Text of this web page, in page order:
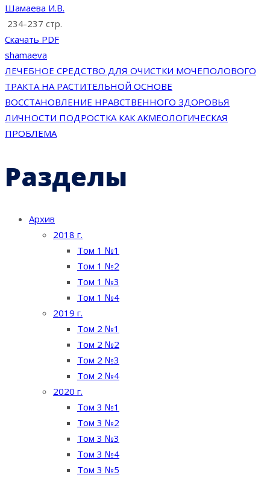
Шамаева И.В.
234-237 стр.
Скачать PDF
shamaeva
Навигация
по
записям
ЛЕЧЕБНОЕ СРЕДСТВО ДЛЯ ОЧИСТКИ МОЧЕПОЛОВОГО
ТРАКТА НА РАСТИТЕЛЬНОЙ ОСНОВЕ
ВОССТАНОВЛЕНИЕ НРАВСТВЕННОГО ЗДОРОВЬЯ
ЛИЧНОСТИ ПОДРОСТКА КАК АКМЕОЛОГИЧЕСКАЯ
ПРОБЛЕМА
Разделы
Архив
2018 г.
Том 1 №1
Том 1 №2
Том 1 №3
Том 1 №4
2019 г.
Том 2 №1
Том 2 №2
Том 2 №3
Том 2 №4
2020 г.
Том 3 №1
Том 3 №2
Том 3 №3
Том 3 №4
Том 3 №5